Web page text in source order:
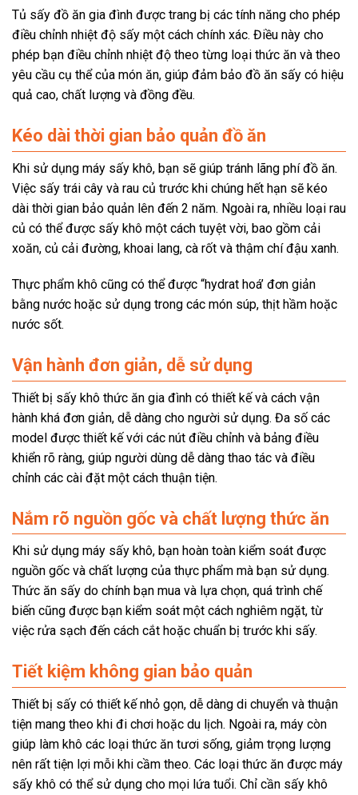
Tủ sấy đồ ăn gia đình được trang bị các tính năng cho phép
điều chỉnh nhiệt độ sấy một cách chính xác. Điều này cho
phép bạn điều chỉnh nhiệt độ theo từng loại thức ăn và theo
yêu cầu cụ thể của món ăn, giúp đảm bảo đồ ăn sấy có hiệu
quả cao, chất lượng và đồng đều.
Kéo dài thời gian bảo quản đồ ăn
Khi sử dụng máy sấy khô, bạn sẽ giúp tránh lãng phí đồ ăn.
Việc sấy trái cây và rau củ trước khi chúng hết hạn sẽ kéo
dài thời gian bảo quản lên đến 2 năm. Ngoài ra, nhiều loại rau
củ có thể được sấy khô một cách tuyệt vời, bao gồm cải
xoăn, củ cải đường, khoai lang, cà rốt và thậm chí đậu xanh.
Thực phẩm khô cũng có thể được “hydrat hoá’ đơn giản
bằng nước hoặc sử dụng trong các món súp, thịt hầm hoặc
nước sốt.
Vận hành đơn giản, dễ sử dụng
Thiết bị sấy khô thức ăn gia đình có thiết kế và cách vận
hành khá đơn giản, dễ dàng cho người sử dụng. Đa số các
model được thiết kế với các nút điều chỉnh và bảng điều
khiển rõ ràng, giúp người dùng dễ dàng thao tác và điều
chỉnh các cài đặt một cách thuận tiện.
Nắm rõ nguồn gốc và chất lượng thức ăn
Khi sử dụng máy sấy khô, bạn hoàn toàn kiểm soát được
nguồn gốc và chất lượng của thực phẩm mà bạn sử dụng.
Thức ăn sấy do chính bạn mua và lựa chọn, quá trình chế
biến cũng được bạn kiểm soát một cách nghiêm ngặt, từ
việc rửa sạch đến cách cắt hoặc chuẩn bị trước khi sấy.
Tiết kiệm không gian bảo quản
Thiết bị sấy có thiết kế nhỏ gọn, dễ dàng di chuyển và thuận
tiện mang theo khi đi chơi hoặc du lịch. Ngoài ra, máy còn
giúp làm khô các loại thức ăn tươi sống, giảm trọng lượng
nên rất tiện lợi mỗi khi cầm theo. Các loại thức ăn được máy
sấy khô có thể sử dụng cho mọi lứa tuổi. Chỉ cần sấy khô